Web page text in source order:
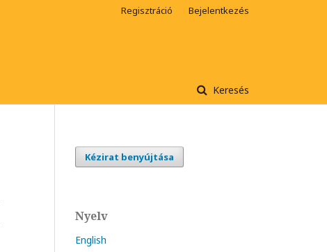
Keresés
Regisztráció Bejelentkezés
Kézirat benyújtása
Nyelv
English